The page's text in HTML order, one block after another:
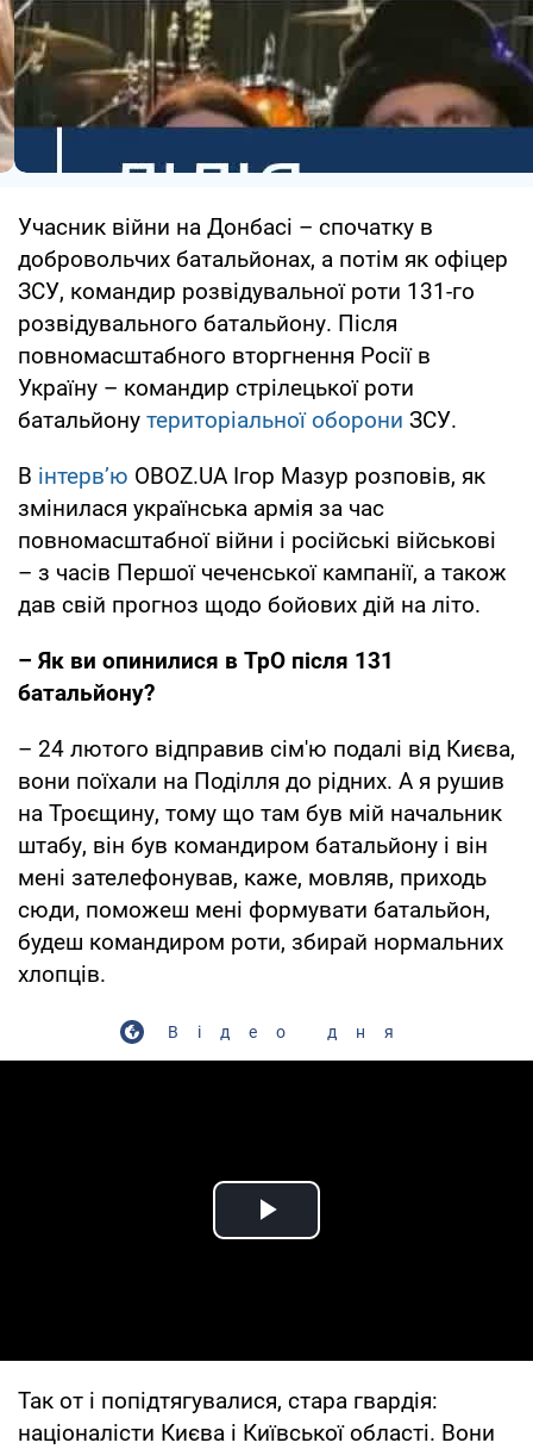
Учасник війни на Донбасі – спочатку в
добровольчих батальйонах, а потім як офіцер
ЗСУ, командир розвідувальної роти 131-го
розвідувального батальйону. Після
повномасштабного вторгнення Росії в
Україну – командир стрілецької роти
батальйону територіальної оборони ЗСУ.
В інтерв’ю OBOZ.UA Ігор Мазур розповів, як
змінилася українська армія за час
повномасштабної війни і російські військові
– з часів Першої чеченської кампанії, а також
дав свій прогноз щодо бойових дій на літо.
– Як ви опинилися в ТрО після 131
батальйону?
– 24 лютого відправив сім'ю подалі від Києва,
вони поїхали на Поділля до рідних. А я рушив
на Троєщину, тому що там був мій начальник
штабу, він був командиром батальйону і він
мені зателефонував, каже, мовляв, приходь
сюди, поможеш мені формувати батальйон,
будеш командиром роти, збирай нормальних
хлопців.
Відео дня
Play Video
Так от і попідтягувалися, стара гвардія:
націоналісти Києва і Київської області. Вони